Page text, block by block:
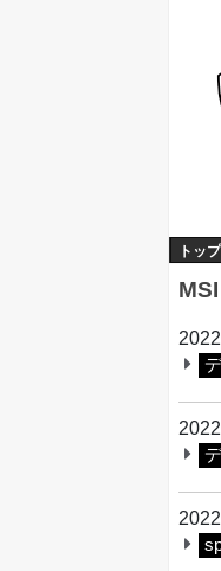
トップ